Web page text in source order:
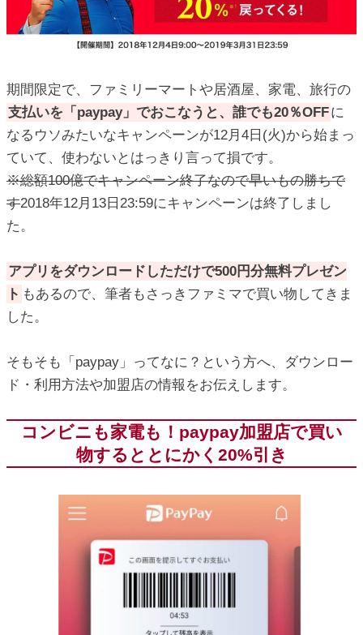
期間限定で、ファミリーマートや居酒屋、家電、旅行の
支払いを「paypay」でおこなうと、誰でも20％OFFに
なるウソみたいなキャンペーンが12月4日(火)から始まっ
ていて、使わないとはっきり言って損です。
※総額100億でキャンペーン終了なので早いもの勝ちで
す2018年12月13日23:59にキャンペーンは終了しまし
た。
アプリをダウンロードしただけで500円分無料プレゼン
ト もあるので、筆者もさっきファミマで買い物してきま
した。
そもそも「paypay」ってなに？という方へ、ダウンロー
ド・利用方法や加盟店の情報をお伝えします。
コンビニも家電も！paypay加盟店で買い
物するととにかく20%引き